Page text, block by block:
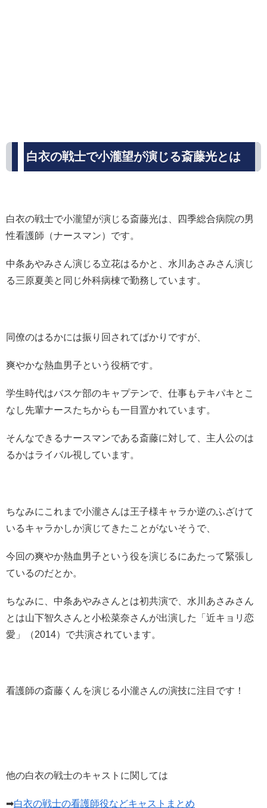
白衣の戦士で小瀧望が演じる斎藤光とは
白衣の戦士で小瀧望が演じる斎藤光は、四季総合病院の男
性看護師（ナースマン）です。
中条あやみさん演じる立花はるかと、水川あさみさん演じ
る三原夏美と同じ外科病棟で勤務しています。
同僚のはるかには振り回されてばかりですが、
爽やかな熱血男子という役柄です。
学生時代はバスケ部のキャプテンで、仕事もテキパキとこ
なし先輩ナースたちからも一目置かれています。
そんなできるナースマンである斎藤に対して、主人公のは
るかはライバル視しています。
ちなみにこれまで小瀧さんは王子様キャラか逆のふざけて
いるキャラかしか演じてきたことがないそうで、
今回の爽やか熱血男子という役を演じるにあたって緊張し
ているのだとか。
ちなみに、中条あやみさんとは初共演で、水川あさみさん
とは山下智久さんと小松菜奈さんが出演した「近キョリ恋
愛」（2014）で共演されています。
看護師の斎藤くんを演じる小瀧さんの演技に注目です！
他の白衣の戦士のキャストに関しては
➡白衣の戦士の看護師役などキャストまとめ